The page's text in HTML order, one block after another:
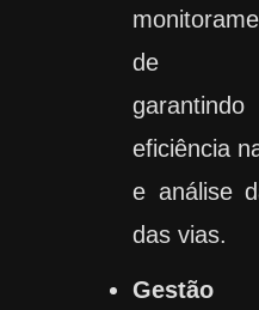
de
eficiência
e análise
das vias.
Gestão